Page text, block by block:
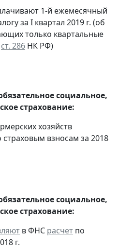
1-й ежемесячный
за I квартал 2019 г. (об
только квартальные
ст. 286 НК РФ)
социальное,
страхование:
хозяйств
страховым взносам за 2018
социальное,
страхование:
в ФНС расчет по
г.